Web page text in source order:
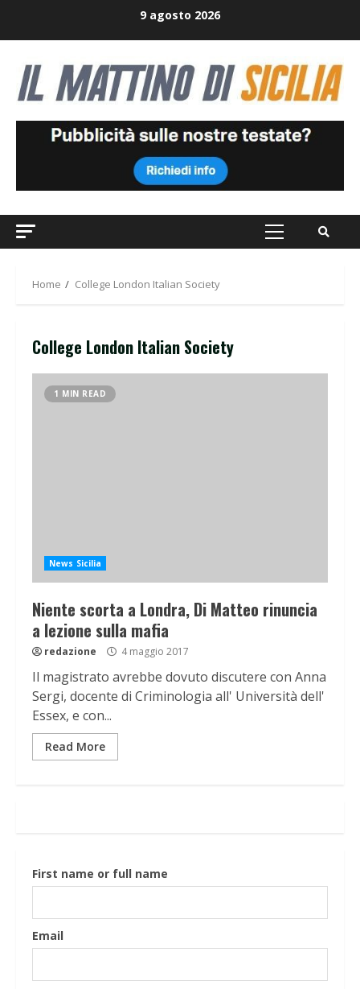
9 agosto 2026
Primary
Home College London Italian Society
College London Italian Society
1 MIN READ
News Sicilia
Niente scorta a Londra, Di Matteo rinuncia
a lezione sulla mafia
redazione 4 maggio 2017
Il magistrato avrebbe dovuto discutere con Anna
Sergi, docente di Criminologia all' Università dell'
Essex, e con...
Read More
First name or full name
Email